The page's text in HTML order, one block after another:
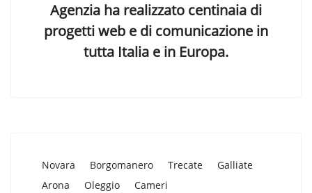
Agenzia ha realizzato centinaia di
progetti web e di comunicazione in
tutta Italia e in Europa.
Novara Borgomanero Trecate
Galliate
Arona
Oleggio
Cameri